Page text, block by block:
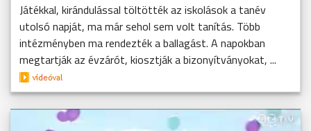
Játékkal, kirándulással töltötték az iskolások a tanév
utolsó napját, ma már sehol sem volt tanítás. Több
intézményben ma rendezték a ballagást. A napokban
megtartják az évzárót, kiosztják a bizonyítványokat, ...